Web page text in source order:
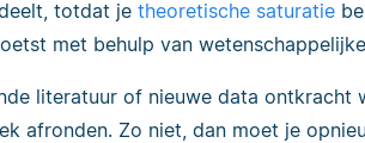
totdat je theoretische saturatie
met behulp van
literatuur of nieuwe data ontkracht
afronden. Zo niet, dan moet je